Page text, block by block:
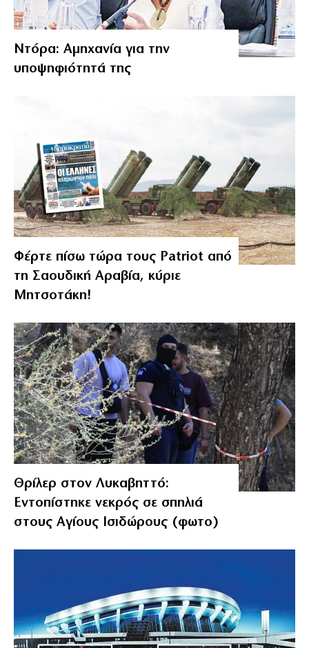
Ντόρα: Αμηχανία για την
υποψηφιότητά της
Φέρτε πίσω τώρα τους Patriot από
τη Σαουδική Αραβία, κύριε
Μητσοτάκη!
Θρίλερ στον Λυκαβηττό:
Εντοπίστηκε νεκρός σε σπηλιά
στους Αγίους Ισιδώρους (φωτο)